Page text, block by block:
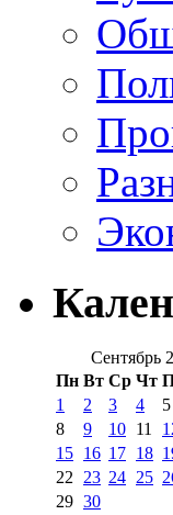
Сентябрь
Пн Вт Ср Чт
1 2 3 4 5
8
9 10 11
15 16 17 18
22 23 24 25
29 30